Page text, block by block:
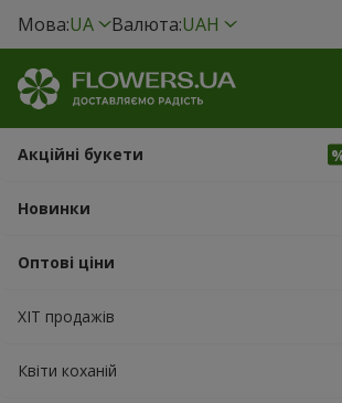
Мова:UA Валюта:UAH
Акційні букети
Новинки
Оптові ціни
ХІТ продажів
Квіти коханій